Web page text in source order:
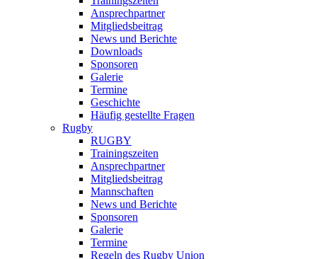
Ansprechpartner
Mitgliedsbeitrag
News und Berichte
Downloads
Sponsoren
Galerie
Termine
Geschichte
Häufig gestellte Fragen
Rugby
RUGBY
Trainingszeiten
Ansprechpartner
Mitgliedsbeitrag
Mannschaften
News und Berichte
Sponsoren
Galerie
Termine
Regeln des Rugby Union